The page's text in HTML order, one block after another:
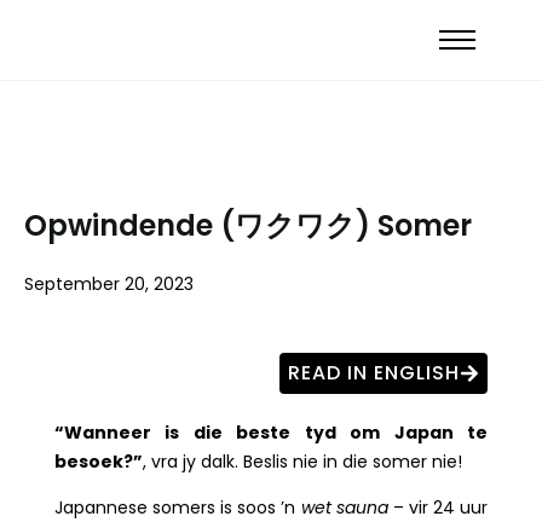
Opwindende (ワクワク) Somer
September 20, 2023
READ IN ENGLISH
“Wanneer is die beste tyd om Japan te
besoek?”, vra jy dalk. Beslis nie in die somer nie!
Japannese somers is soos ’n wet sauna– vir 24 uur